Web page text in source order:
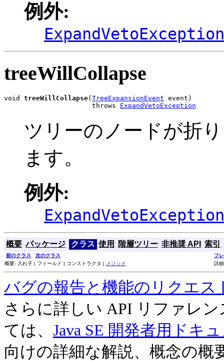
例外:
ExpandVetoException
treeWillCollapse
void treeWillCollapse(TreeExpansionEvent event)
                      throws
ExpandVetoException
ツリーのノードが折
ます。
例外:
ExpandVetoException
概要 パッケージ クラス 使用 階層ツリー 非推奨 API 索引
前のクラス 次のクラス
フ
概要: 入れ子 | フィールド | コンストラクタ |
メソッド 詳
バグの報告と機能のリクエス
さらに詳しい API リファレ
ては、 Java SE 開発者用ドキ
向けの詳細な解説、概念の概